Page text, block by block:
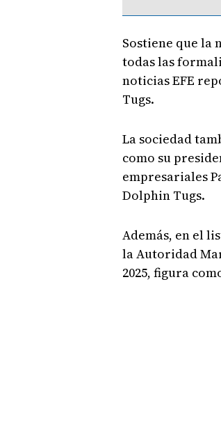
Sostiene que la
todas las
noticias EFE
Tugs.
La sociedad
como su
empresariales
Dolphin Tugs.
Además, en el
la Autoridad
2025, figura